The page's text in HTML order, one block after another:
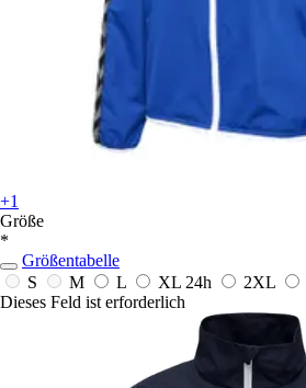
+1
Größe
*
Größentabelle
S
M L XL 24h 2XL
Dieses Feld ist erforderlich